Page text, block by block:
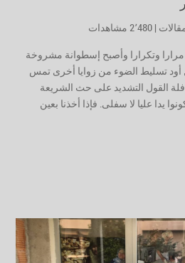
2٬480 مشاهدات
وتكرارا وأصبح إسطوانة مشروخة
أود تسليط الضوء من زوايا أخرى تمس
القول التشديد على حث الشريعة
يدا عليا لا سفلى. فإذا أخذنا بعين